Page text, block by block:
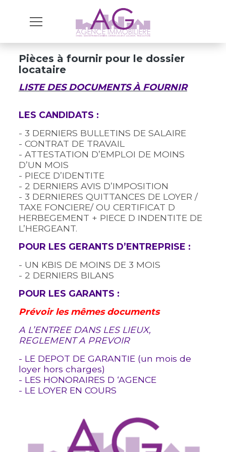
Pièces à fournir pour le dossier
locataire
LISTE DES DOCUMENTS À FOURNIR
LES CANDIDATS :
- 3 DERNIERS BULLETINS DE SALAIRE
- CONTRAT DE TRAVAIL
- ATTESTATION D’EMPLOI DE MOINS
D’UN MOIS
- PIECE D’IDENTITE
- 2 DERNIERS AVIS D’IMPOSITION
- 3 DERNIERES QUITTANCES DE LOYER /
TAXE FONCIERE/ OU CERTIFICAT D
HERBEGEMENT + PIECE D INDENTITE DE
L’HERGEANT.
POUR LES GERANTS D’ENTREPRISE :
- UN KBIS DE MOINS DE 3 MOIS
- 2 DERNIERS BILANS
POUR LES GARANTS :
Prévoir les mêmes documents
A L’ENTREE DANS LES LIEUX,
REGLEMENT A PREVOIR
- LE DEPOT DE GARANTIE (un mois de
loyer hors charges)
- LES HONORAIRES D ‘AGENCE
- LE LOYER EN COURS